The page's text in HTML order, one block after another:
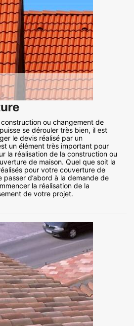
ou changement de
se dérouler très bien, il est
le devis réalisé par un
un élément très important pour
la réalisation de la construction ou
de maison. Quel que soit la
pour votre couverture de
passer d’abord à la demande de
la réalisation de la
de votre projet.